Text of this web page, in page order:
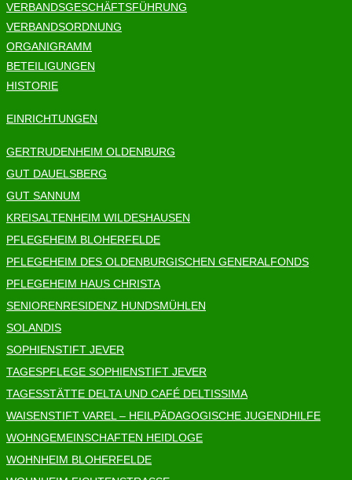
VERBANDSGESCHÄFTSFÜHRUNG
VERBANDSORDNUNG
ORGANIGRAMM
BETEILIGUNGEN
HISTORIE
EINRICHTUNGEN
GERTRUDENHEIM OLDENBURG
GUT DAUELSBERG
GUT SANNUM
KREISALTENHEIM WILDESHAUSEN
PFLEGEHEIM BLOHERFELDE
PFLEGEHEIM DES OLDENBURGISCHEN GENERALFONDS
PFLEGEHEIM HAUS CHRISTA
SENIORENRESIDENZ HUNDSMÜHLEN
SOLANDIS
SOPHIENSTIFT JEVER
TAGESPFLEGE SOPHIENSTIFT JEVER
TAGESSTÄTTE DELTA UND CAFÉ DELTISSIMA
WAISENSTIFT VAREL – HEILPÄDAGOGISCHE JUGENDHILFE
WOHNGEMEINSCHAFTEN HEIDLOGE
WOHNHEIM BLOHERFELDE